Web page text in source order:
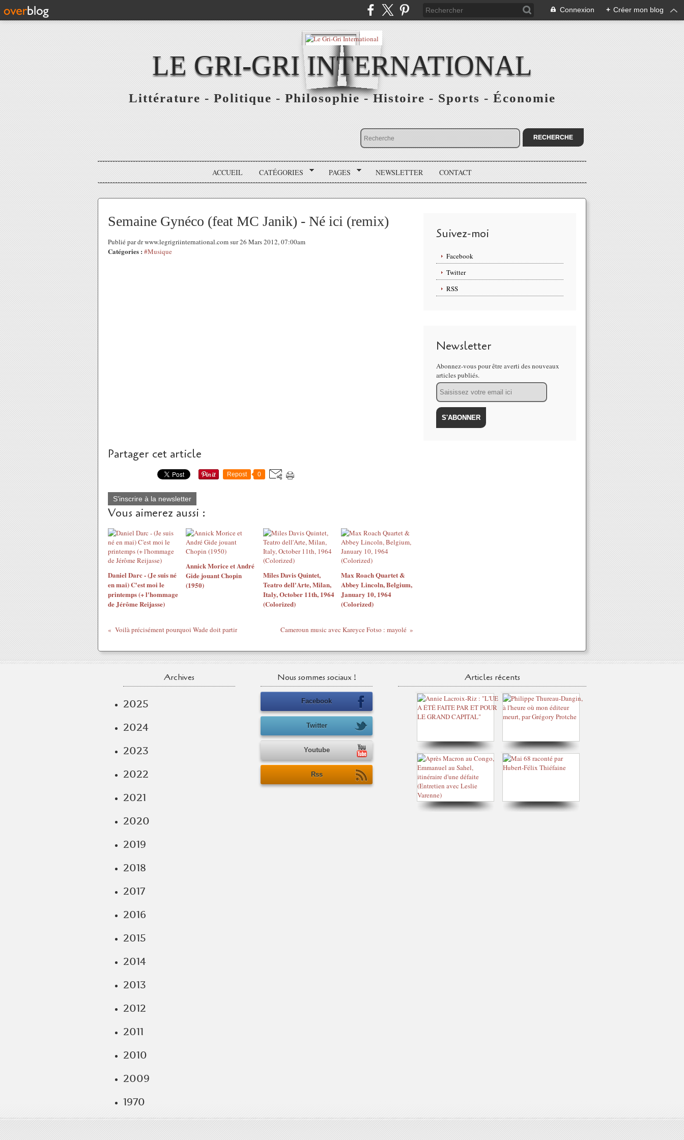
Connexion + Créer mon blog
LE GRI-GRI INTERNATIONAL
Littérature - Politique - Philosophie - Histoire - Sports - Économie
ACCUEIL CATÉGORIES PAGES NEWSLETTER CONTACT
Semaine Gynéco (feat MC Janik) - Né ici (remix)
Publié par dr www.legrigriinternational.com sur 26 Mars 2012, 07:00am
Catégories : #Musique
Partager cet article
Repost 0
S'inscrire à la newsletter
Vous aimerez aussi :
Daniel Darc - (Je suis né
en mai) C'est moi le
printemps (+ l'hommage
de Jérôme Reijasse)
Annick Morice et André
Gide jouant Chopin
(1950)
Miles Davis Quintet,
Teatro dell'Arte, Milan,
Italy, October 11th, 1964
(Colorized)
Max Roach Quartet &
Abbey Lincoln, Belgium,
January 10, 1964
(Colorized)
Voilà précisément pourquoi Wade doit partir Cameroun music avec Kareyce Fotso : mayolé
Suivez-moi
Facebook
Twitter
RSS
Newsletter
Abonnez-vous pour être averti des nouveaux
articles publiés.
Email
Archives
2025
2024
2023
2022
2021
2020
2019
2018
2017
2016
2015
2014
2013
2012
2011
2010
2009
1970
Nous sommes sociaux !
Facebook
Twitter
Youtube
Rss
Articles récents